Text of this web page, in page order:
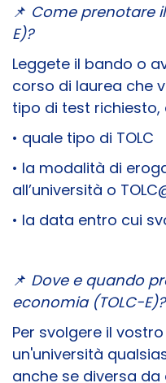
📌 Come prenotare
E)?
Leggete il bando o
corso di laurea che
tipo di test richiesto,
• quale tipo di TOLC
• la modalità di
all’università o
• la data entro cui
📌 Dove e quando
economia (TOLC-E)?
Per svolgere il
un'università
anche se diversa